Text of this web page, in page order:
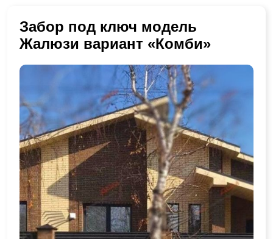
Забор под ключ модель
Жалюзи вариант «Комби»